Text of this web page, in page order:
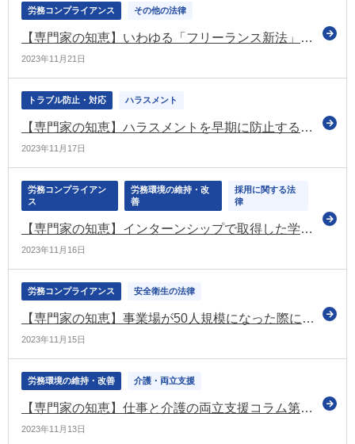
労務コンプライアンス その他の法律
【専門家の知恵】いわゆる「フリーランス新法」が成立。企業が今から準備しておくことは？
2023年11月21日
トラブル防止・対応 ハラスメント
【専門家の知恵】ハラスメントを早期に防止する！ 上司が、部下の「サイン」を見逃さないためのポイントを解説。
2023年11月17日
労務コンプライアン
ス
労務環境の維持・改
善
採用に関する法
律
【専門家の知恵】インターンシップで取得した学生情報を採用活動に利用することが可能に
2023年11月16日
労務コンプライアンス 安全衛生の法律
【専門家の知恵】事業場が50人規模になった際に確認しておきたい労働法令上の義務とは
2023年11月15日
労務環境の維持・改善 介護・両立支援
【専門家の知恵】仕事と介護の両立支援コラム第9回：在宅介護？施設介護？どちらを選択する―施設介護の特長、メリット・デメリット―
2023年11月13日